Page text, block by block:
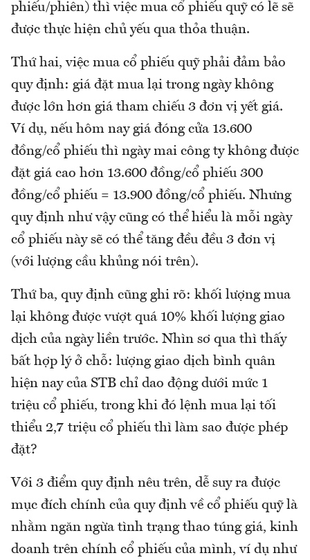
phiếu/phiên) thì việc mua cổ phiếu quỹ có lẽ sẽ
được thực hiện chủ yếu qua thỏa thuận.
Thứ hai, việc mua cổ phiếu quỹ phải đảm bảo
quy định: giá đặt mua lại trong ngày không
được lớn hơn giá tham chiếu 3 đơn vị yết giá.
Ví dụ, nếu hôm nay giá đóng cửa 13.600
đồng/cổ phiếu thì ngày mai công ty không được
đặt giá cao hơn 13.600 đồng/cổ phiếu 300
đồng/cổ phiếu = 13.900 đồng/cổ phiếu. Nhưng
quy định như vậy cũng có thể hiểu là mỗi ngày
cổ phiếu này sẽ có thể tăng đều đều 3 đơn vị
(với lượng cầu khủng nói trên).
Thứ ba, quy định cũng ghi rõ: khối lượng mua
lại không được vượt quá 10% khối lượng giao
dịch của ngày liền trước. Nhìn sơ qua thì thấy
bất hợp lý ở chỗ: lượng giao dịch bình quân
hiện nay của STB chỉ dao động dưới mức 1
triệu cổ phiếu, trong khi đó lệnh mua lại tối
thiểu 2,7 triệu cổ phiếu thì làm sao được phép
đặt?
Với 3 điểm quy định nêu trên, dễ suy ra được
mục đích chính của quy định về cổ phiếu quỹ là
nhằm ngăn ngừa tình trạng thao túng giá, kinh
doanh trên chính cổ phiếu của mình, ví dụ như